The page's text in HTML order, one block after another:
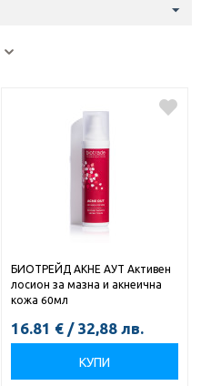
БИОТРЕЙД АКНЕ АУТ Активен
лосион за мазна и акнеична
кожа 60мл
16.81 € / 32,88 лв.
КУПИ